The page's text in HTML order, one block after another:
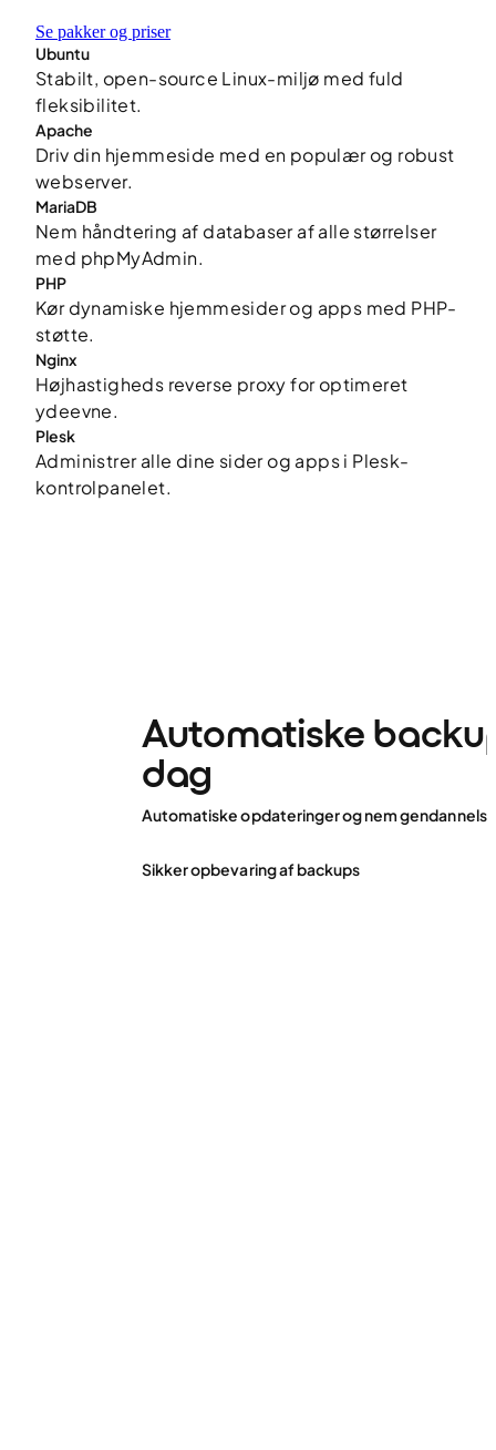
Se pakker og priser
Ubuntu
Stabilt, open-source Linux-miljø med fuld
fleksibilitet.
Apache
Driv din hjemmeside med en populær og robust
webserver.
MariaDB
Nem håndtering af databaser af alle størrelser
med phpMyAdmin.
PHP
Kør dynamiske hjemmesider og apps med PHP-
støtte.
Nginx
Højhastigheds reverse proxy for optimeret
ydeevne.
Plesk
Administrer alle dine sider og apps i Plesk-
kontrolpanelet.
Automatiske
dag
Automatiske opdateringer og nem gendannelse
Sikker opbevaring af backups